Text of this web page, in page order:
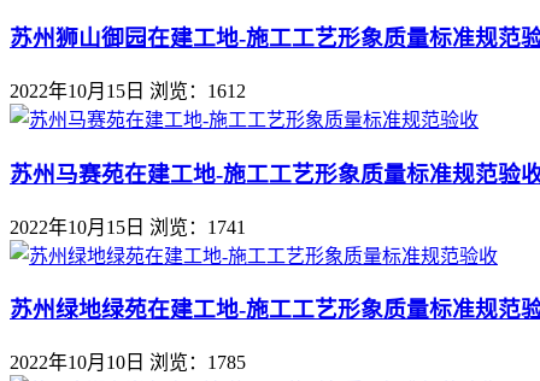
苏州狮山御园在建工地-施工工艺形象质量标准规范
2022年10月15日 浏览：1612
苏州马赛苑在建工地-施工工艺形象质量标准规范验
2022年10月15日 浏览：1741
苏州绿地绿苑在建工地-施工工艺形象质量标准规范
2022年10月10日 浏览：1785